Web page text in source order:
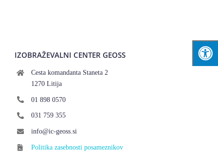
IZOBRAŽEVALNI CENTER GEOSS
Cesta komandanta Staneta 2
1270 Litija
01 898 0570
031 759 355
info@ic-geoss.si
Politika zasebnosti posameznikov